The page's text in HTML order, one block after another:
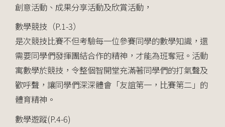
創意活動、成果分享活動及欣賞活動，
數學競技（P.1-3）
是次競技比賽不但考驗每一位參賽同學的數學知識，還
需要同學們發揮團結合作的精神，才能為班奪冠。活動
寓數學於競技，令整個智開堂充滿著同學們的打氣聲及
歡呼聲，讓同學們深深體會「友誼第一，比賽第二」的
體育精神。
數學遊蹤(P.4-6)